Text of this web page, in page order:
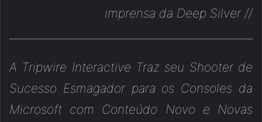
imprensa da Deep Silver //
A Tripwire Interactive Traz seu Shooter de
Sucesso Esmagador para os Consoles da
Microsoft com Conteúdo Novo e Novas